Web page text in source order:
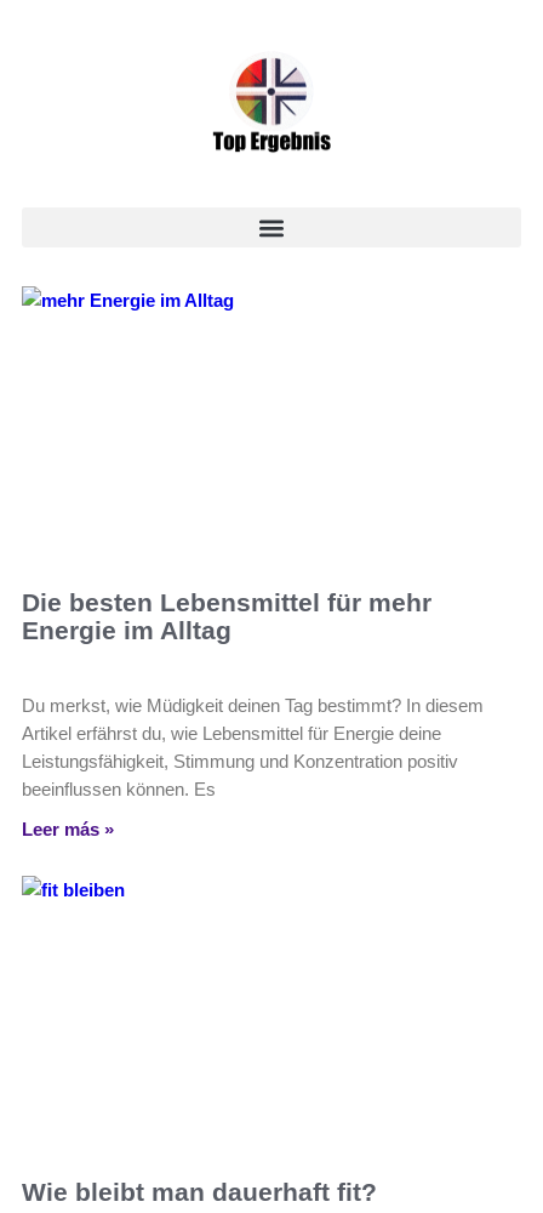
Die besten Lebensmittel für mehr
Energie im Alltag
Du merkst, wie Müdigkeit deinen Tag bestimmt? In diesem
Artikel erfährst du, wie Lebensmittel für Energie deine
Leistungsfähigkeit, Stimmung und Konzentration positiv
beeinflussen können. Es
Leer más »
Wie bleibt man dauerhaft fit?